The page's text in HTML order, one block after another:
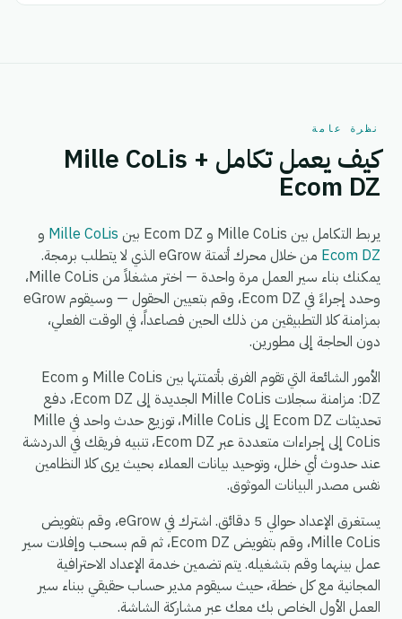
نظرة عامة
كيف يعمل تكامل Mille CoLis +
Ecom DZ
يربط التكامل بين Mille CoLis و Ecom DZ بين Mille CoLis و
Ecom DZ
من خلال محرك أتمتة eGrow الذي لا يتطلب برمجة.
يمكنك بناء سير العمل مرة واحدة — اختر مشغلاً من Mille CoLis،
وحدد إجراءً في Ecom DZ، وقم بتعيين الحقول — وسيقوم eGrow
بمزامنة كلا التطبيقين من ذلك الحين فصاعداً، في الوقت الفعلي،
دون الحاجة إلى مطورين.
الأمور الشائعة التي تقوم الفرق بأتمتتها بين Mille CoLis و Ecom
DZ: مزامنة سجلات Mille CoLis الجديدة إلى Ecom DZ، دفع
تحديثات Ecom DZ إلى Mille CoLis، توزيع حدث واحد في Mille
CoLis إلى إجراءات متعددة عبر Ecom DZ، تنبيه فريقك في الدردشة
عند حدوث أي خلل، وتوحيد بيانات العملاء بحيث يرى كلا النظامين
نفس مصدر البيانات الموثوق.
يستغرق الإعداد حوالي 5 دقائق. اشترك في eGrow، وقم بتفويض
Mille CoLis، وقم بتفويض Ecom DZ، ثم قم بسحب وإفلات سير
عمل بينهما وقم بتشغيله. يتم تضمين خدمة الإعداد الاحترافية
المجانية مع كل خطة، حيث سيقوم مدير حساب حقيقي ببناء سير
العمل الأول الخاص بك معك عبر مشاركة الشاشة.